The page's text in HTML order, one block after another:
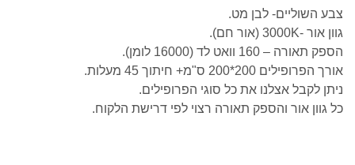
צבע השוליים- לבן מט.
גוון אור -3000K (אור חם).
הספק תאורה – 160 וואט לד (16000 לומן).
אורך הפרופילים 200*200 ס"מ+ חיתוך 45 מעלות.
ניתן לקבל אצלנו את כל סוגי הפרופילים.
כל גוון אור והספק תאורה רצוי לפי דרישת הלקוח.